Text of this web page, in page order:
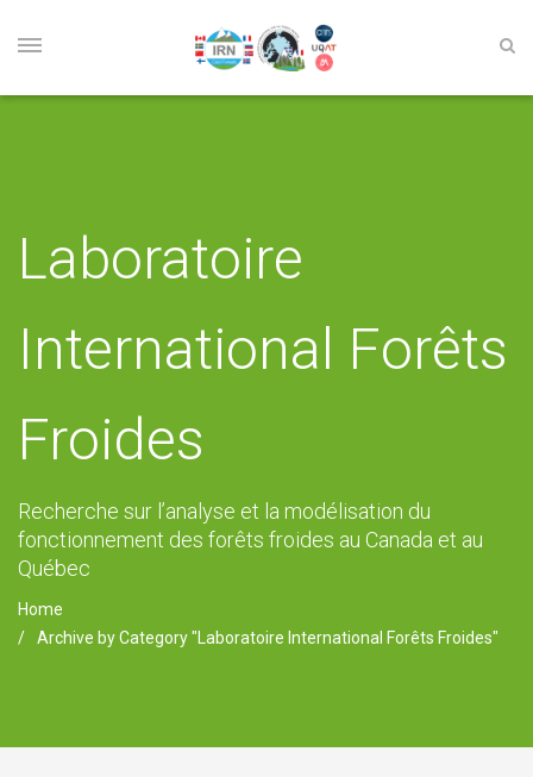
Laboratoire
International Forêts
Froides
Recherche sur l’analyse et la modélisation du
fonctionnement des forêts froides au Canada et au
Québec
Home
Archive by Category "Laboratoire International Forêts Froides"